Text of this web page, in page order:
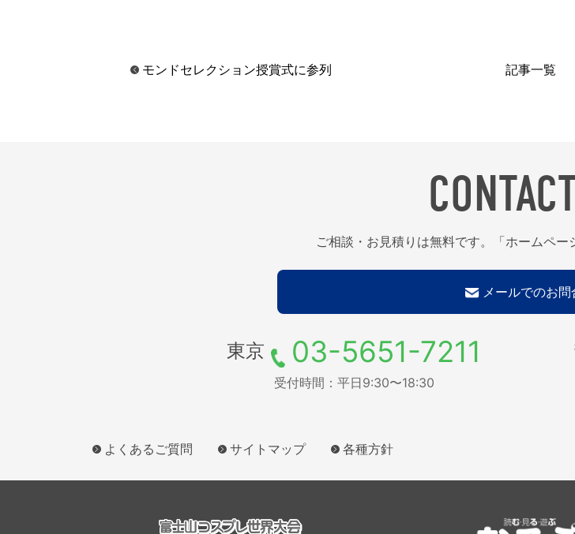
モンドセレクション授賞式に参列 記事一覧
ご相談・お見積りは無料です。「ホームペー
メールでのお問
東京 03-5651-7211
受付時間：平日9:30〜18:30
よくあるご質問 サイトマップ 各種方針